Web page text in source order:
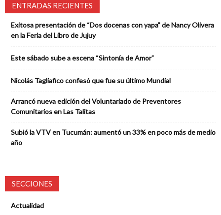
ENTRADAS RECIENTES
Exitosa presentación de “Dos docenas con yapa” de Nancy Olivera
en la Feria del Libro de Jujuy
Este sábado sube a escena “Sintonía de Amor”
Nicolás Tagliafico confesó que fue su último Mundial
Arrancó nueva edición del Voluntariado de Preventores
Comunitarios en Las Talitas
Subió la VTV en Tucumán: aumentó un 33% en poco más de medio
año
SECCIONES
Actualidad